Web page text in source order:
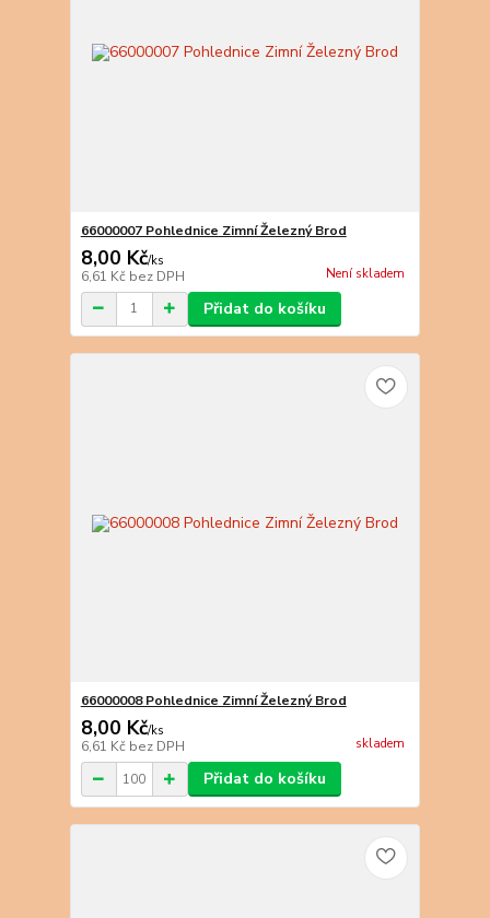
66000007 Pohlednice Zimní Železný Brod
8,00 Kč/ks
6,61 Kč bez DPH Není skladem
Přidat do košíku
66000008 Pohlednice Zimní Železný Brod
8,00 Kč/ks
6,61 Kč bez DPH skladem
Přidat do košíku